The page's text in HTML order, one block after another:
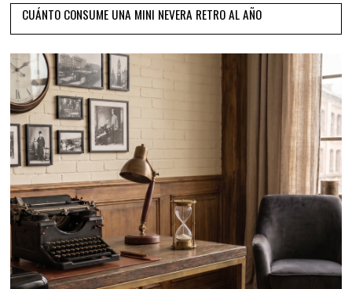
CUÁNTO CONSUME UNA MINI NEVERA RETRO AL AÑO